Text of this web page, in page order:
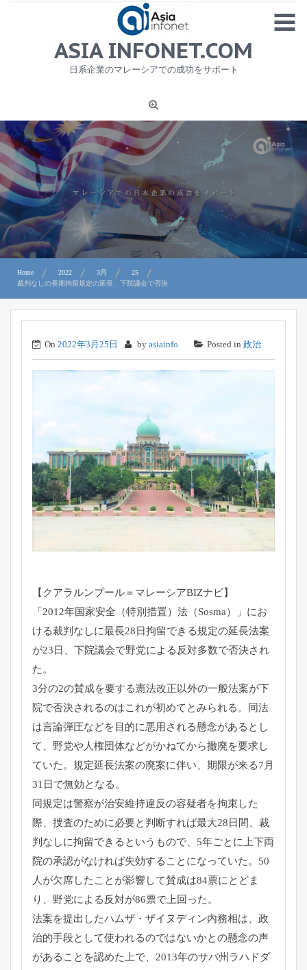
MENU
1
ニュース
労務サービス
プライバシーポリシー及び著作権について
お問合せ
ASIA INFONET.COM
日系企業のマレーシアでの成功をサポート
Home 2022 3月
25
裁判なしの長期拘留規定の延長、下院議会で否決
On 2022年3月25日 by asiainfo Posted in 政治
【クアラルンプール＝マレーシアBIZナビ】
「2012年国家安全（特別措置）法（Sosma）」 にお
ける裁判なしに最長28日拘留できる規定の延長法案
が23日 、下院議会で野党による反対多数で否決され
た。
3分の2の賛成を要する憲法改正以外の一般法案が下
院で否決されるのはこれが初めてとみられる。
同法
は言論弾圧などを目的に悪用される懸念があるとし
て、 野党や人権団体などがかねてから撤廃を要求し
ていた。 規定延長法案の廃案に伴い、期限が来る7月
31日で無効となる。
同規定は警察が治安維持違反の容疑者を拘束した
際、 捜査のために必要と判断すれば最大28日間、 裁
判なしに拘留できるというもので、 5年ごとに上下両
院の承認がなければ失効することになっていた。 50
人が欠席したことが影響して賛成は84票にとどま
り、 野党による反対が86票で上回った。
法案を提出したハムザ・ザイヌディン内務相は、 政
治的手段として使われるのではないかとの懸念の声
があることを認めた上で、2013年のサバ州ラハドダ